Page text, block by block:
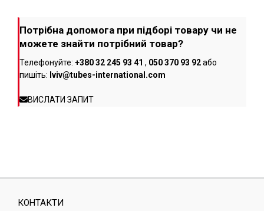
Потрібна допомога при підборі товару чи не
можете знайти потрібний товар?
Телефонуйте: +380 32 245 93 41 , 050 370 93 92або
пишіть: lviv@tubes-international.com
ВИСЛАТИ ЗАПИТ
КОНТАКТИ